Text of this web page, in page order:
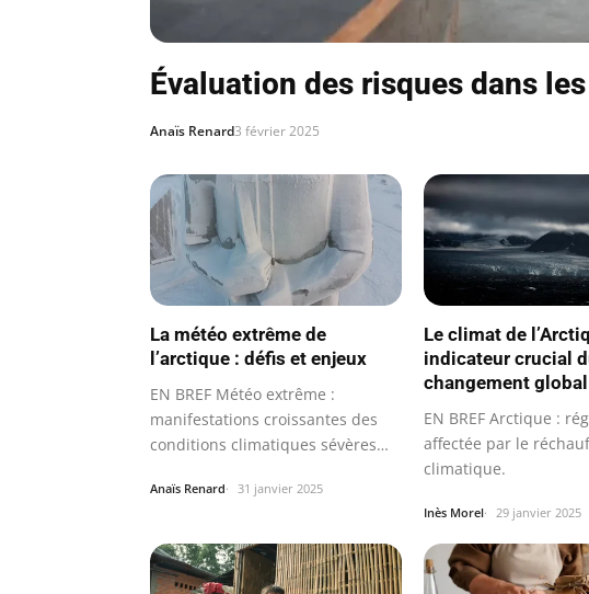
Évaluation des risques dans
Anaïs Renard3 février 2025
La météo extrême de
l’arctique : défis et enjeux
EN BREF Météo extrême :
manifestations croissantes des
conditions climatiques sévères
Anaïs Renard 31 janvier 2025
Le climat de
indicateur crucial
changement global
EN BREF Arctique :
affectée par le
climatique.
Inès Morel 29 janvier 2025